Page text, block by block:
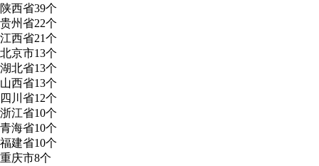
陕西省39个
贵州省22个
江西省21个
北京市13个
湖北省13个
山西省13个
四川省12个
浙江省10个
青海省10个
福建省10个
重庆市8个